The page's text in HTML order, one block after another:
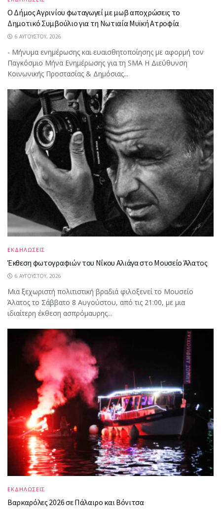
Ο Δήμος Αγρινίου φωταγωγεί με μωβ αποχρώσεις το
Δημοτικό Συμβούλιο για τη Νωτιαία Μυϊκή Ατροφία
6 ΑΥΓΟΎΣΤΟΥ, 2026
- Μήνυμα ενημέρωσης και ευαισθητοποίησης με αφορμή τον
Παγκόσμιο Μήνα Ενημέρωσης για τη SMA Η Διεύθυνση
Κοινωνικής Προστασίας & Δημόσιας...
ΕΚΔΗΛΩΣΕΙΣ
Έκθεση φωτογραφιών του Νίκου Αλιάγα στο Μουσείο Άλατος
6 ΑΥΓΟΎΣΤΟΥ, 2026
Μια ξεχωριστή πολιτιστική βραδιά φιλοξενεί το Μουσείο
Άλατος το Σάββατο 8 Αυγούστου, από τις 21:00, με μια
ιδιαίτερη έκθεση ασπρόμαυρης...
ΕΚΔΗΛΩΣΕΙΣ
Βαρκαρόλες 2026 σε Πάλαιρο και Βόνιτσα